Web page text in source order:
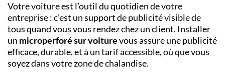
Votre voiture est l’outil du quotidien de votre
entreprise : c’est un support de publicité visible de
tous quand vous vous rendez chez un client. Installer
un microperforé sur voiturevous assure une publicité
efficace, durable, et à un tarif accessible, où que vous
soyez dans votre zone de chalandise.